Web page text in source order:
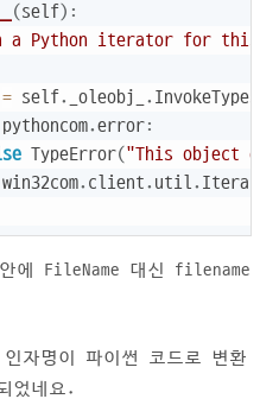
(self) :
a Python iterator for this
= self. _oleobj_ . InvokeTypes
.error:
TypeError("This object
. client. util. Iterator
안에 FileName 대신 filename
자명이 파이썬 코드로 변환
었네요.